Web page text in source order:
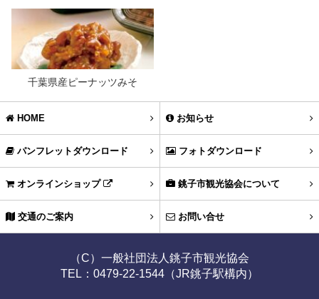
" alt="">
" alt="">
千葉県産ピーナッツみそ
HOME お知らせ
パンフレットダウンロード フォトダウンロード
オンラインショップ 銚子市観光協会について
交通のご案内 お問い合せ
（C）一般社団法人銚子市観光協会
TEL：0479-22-1544（JR銚子駅構内）